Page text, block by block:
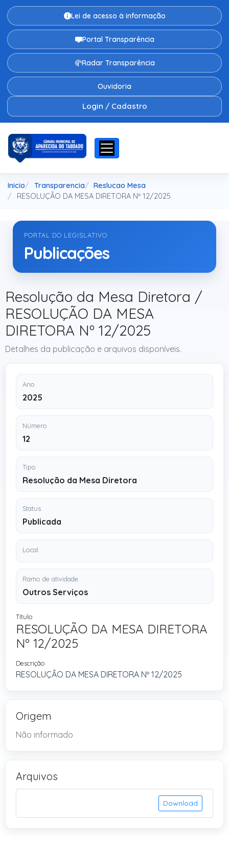
Lei de acesso à informação
Portal Transparência
Radar Transparência
Ouvidoria
Login / Cadastro
Inicio Transparencia
Reslucao Mesa
RESOLUÇÃO DA MESA DIRETORA Nº 12/2025
PORTAL DO LEGISLATIVO
Publicações
Resolução da Mesa Diretora /
RESOLUÇÃO DA MESA
DIRETORA Nº 12/2025
Detalhes da publicação e arquivos disponíveis.
Ano
2025
Número
12
Tipo
Resolução da Mesa Diretora
Status
Publicada
Local
Ramo de atividade
Outros Serviços
Título
RESOLUÇÃO DA MESA DIRETORA
Nº 12/2025
Descrição
RESOLUÇÃO DA MESA DIRETORA Nº 12/2025
Origem
Não informado
Arquivos
Download